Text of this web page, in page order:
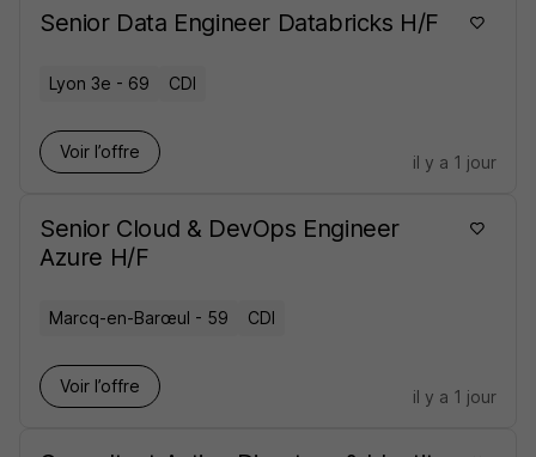
Senior Data Engineer Databricks H/F
Lyon 3e - 69 CDI
Voir l’offre
il y a 1 jour
Senior Cloud & DevOps Engineer
Azure H/F
Marcq-en-Barœul - 59 CDI
Voir l’offre
il y a 1 jour